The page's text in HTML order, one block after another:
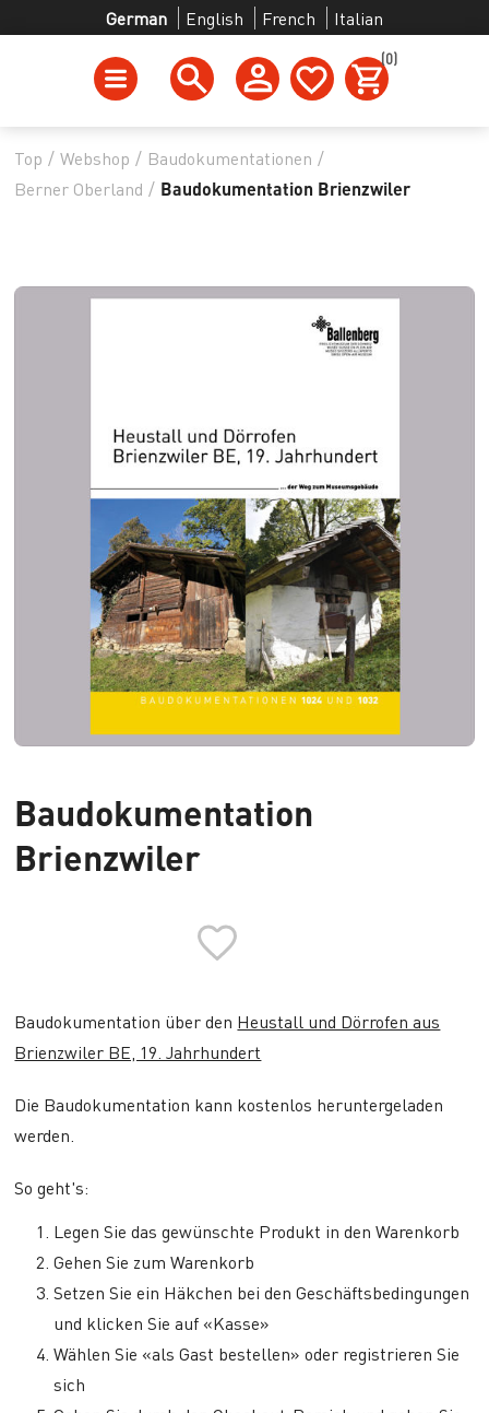
German English French Italian
(0)
Top / Webshop / Baudokumentationen /
Berner Oberland / Baudokumentation Brienzwiler
Baudokumentation
Brienzwiler
Baudokumentation über den Heustall und Dörrofen aus
Brienzwiler BE, 19. Jahrhundert
Die Baudokumentation kann kostenlos heruntergeladen
werden.
So geht's:
Legen Sie das gewünschte Produkt in den Warenkorb
Gehen Sie zum Warenkorb
Setzen Sie ein Häkchen bei den Geschäftsbedingungen
und klicken Sie auf «Kasse»
Wählen Sie «als Gast bestellen» oder registrieren Sie
sich